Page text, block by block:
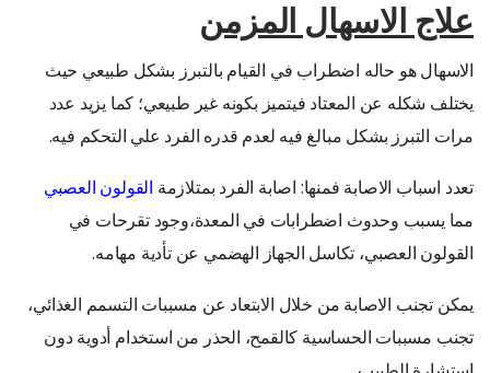
علاج الاسهال المزمن
الاسهال هو حاله اضطراب في القيام بالتبرز بشكل طبيعي حيث
يختلف شكله عن المعتاد فيتميز بكونه غير طبيعي؛ كما يزيد عدد
مرات التبرز بشكل مبالغ فيه لعدم قدره الفرد علي التحكم فيه.
تعدد اسباب الاصابة فمنها: اصابة الفرد بمتلازمة القولون العصبي
مما يسبب وحدوث اضطرابات في المعدة،وجود تقرحات في
القولون العصبي، تكاسل الجهاز الهضمي عن تأدية مهامه.
يمكن تجنب الاصابة من خلال الابتعاد عن مسببات التسمم الغذائي،
تجنب مسببات الحساسية كالقمح، الحذر من استخدام أدوية دون